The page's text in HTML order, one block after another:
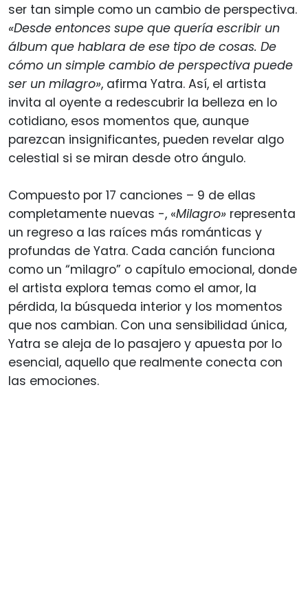
ser tan simple como un cambio de perspectiva.
«Desde entonces supe que quería escribir un
álbum que hablara de ese tipo de cosas. De
cómo un simple cambio de perspectiva puede
ser un milagro», afirma Yatra. Así, el artista
invita al oyente a redescubrir la belleza en lo
cotidiano, esos momentos que, aunque
parezcan insignificantes, pueden revelar algo
celestial si se miran desde otro ángulo.
Compuesto por 17 canciones – 9 de ellas
completamente nuevas -, «Milagro» representa
un regreso a las raíces más románticas y
profundas de Yatra. Cada canción funciona
como un “milagro” o capítulo emocional, donde
el artista explora temas como el amor, la
pérdida, la búsqueda interior y los momentos
que nos cambian. Con una sensibilidad única,
Yatra se aleja de lo pasajero y apuesta por lo
esencial, aquello que realmente conecta con
las emociones.